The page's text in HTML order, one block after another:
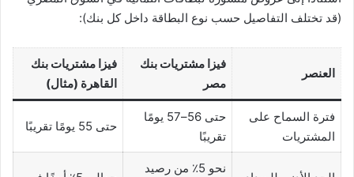
(قد تختلف التفاصيل حسب نوع البطاقة داخل كل بنك):
العنصر
فيزا مشتريات بنك
مصر
فيزا مشتريات بنك
القاهرة (مثال)
فترة السماح على
المشتريات
حتى 56–57 يومًا
تقريبًا
حتى 55 يومًا تقريبًا
نحو 5٪ من رصيد